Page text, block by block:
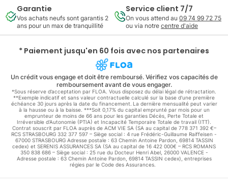
Garantie
Vos achats neufs sont garantis 2
ans pour un max de tranquillité
Service client 7/7
On vous attend au 09 74 99 72 75
ou via notre centre d'aide
* Paiement jusqu'en 60 fois avec nos partenaires
Un crédit vous engage et doit être remboursé. Vérifiez vos capacités de
remboursement avant de vous engager.
*Sous réserve d’acceptation par FLOA. Vous disposez du délai légal de rétractation.
**Exemple indicatif et sans valeur contractuelle calculé sur la base d'une première
échéance 30 jours après la date du financement. La dernière mensualité peut varier
à la hausse ou à la baisse. ***Soit 0,17% du capital emprunté par mois pour un
emprunteur de moins de 66 ans pour les garanties Décès, Perte Totale et
Irréversible d'Autonomie (PTIA) et Incapacité Temporaire Totale de travail (ITT).
Contrat souscrit par FLOA auprès de ACM VIE SA (SA au capital de 778 371 392 €–
RCS STRASBOURG 332 377 597 – Siège social : 4 rue Frédéric-Guillaume Raiffeisen -
67000 STRASBOURG Adresse postale : 63 Chemin Antoine Pardon, 69814 TASSIN
cedex) et SERENIS ASSURANCES SA (SA au capital de 16 422 000€ – RCS ROMANS
350 838 686 – Siège social : 25 rue du Docteur Henri Abel, 26000 VALENCE -
Adresse postale : 63 Chemin Antoine Pardon, 69814 TASSIN cedex), entreprises
régies par le Code des Assurances.